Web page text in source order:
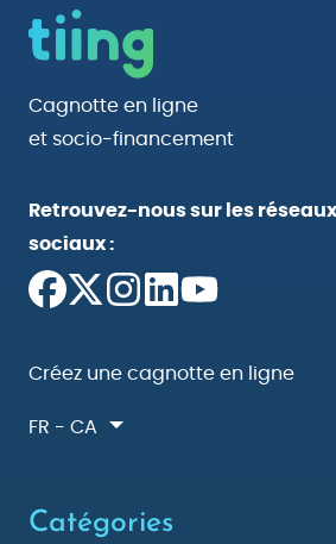
Cagnotte en ligne
et socio-financement
Retrouvez-nous sur les réseaux
sociaux :
Créez une cagnotte en ligne
FR - CA
Catégories